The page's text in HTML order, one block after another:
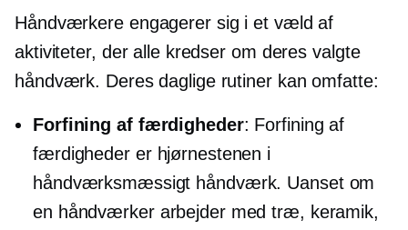
Håndværkere engagerer sig i et væld af
aktiviteter, der alle kredser om deres valgte
håndværk. Deres daglige rutiner kan omfatte:
Forfining af færdigheder: Forfining af
færdigheder er hjørnestenen i
håndværksmæssigt håndværk. Uanset om
en håndværker arbejder med træ, keramik,